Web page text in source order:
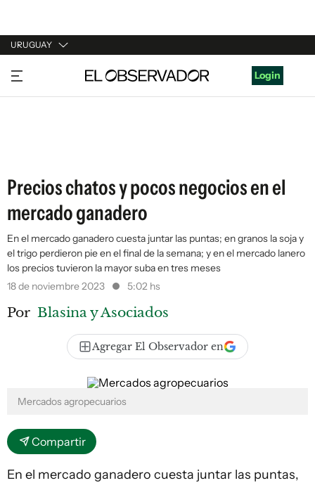
URUGUAY
URUGUAY
ARGENTINA
Login
Precios chatos y pocos negocios en el
mercado ganadero
En el mercado ganadero cuesta juntar las puntas; en granos la soja y
el trigo perdieron pie en el final de la semana; y en el mercado lanero
los precios tuvieron la mayor suba en tres meses
18 de noviembre 2023
5:02 hs
Por Blasina y Asociados
Agregar El Observador en
Mercados agropecuarios
Compartir
En el mercado ganadero cuesta juntar las puntas,